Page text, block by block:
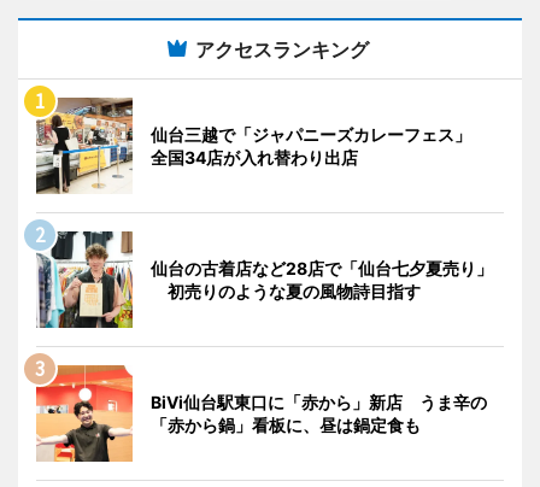
アクセスランキング
仙台三越で「ジャパニーズカレーフェス」
全国34店が入れ替わり出店
仙台の古着店など28店で「仙台七夕夏売り」
初売りのような夏の風物詩目指す
BiVi仙台駅東口に「赤から」新店 うま辛の
「赤から鍋」看板に、昼は鍋定食も